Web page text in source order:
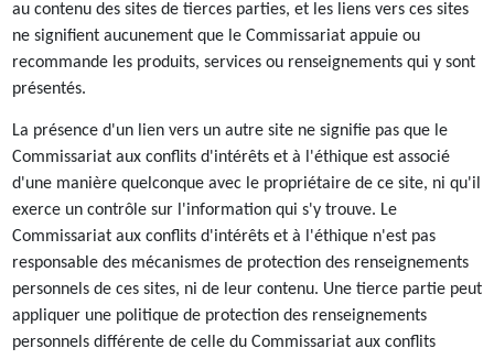
au contenu des sites de tierces parties, et les liens vers ces sites
ne signifient aucunement que le Commissariat appuie ou
recommande les produits, services ou renseignements qui y sont
présentés.
La présence d'un lien vers un autre site ne signifie pas que le
Commissariat aux conflits d'intérêts et à l'éthique est associé
d'une manière quelconque avec le propriétaire de ce site, ni qu'il
exerce un contrôle sur l'information qui s'y trouve. Le
Commissariat aux conflits d'intérêts et à l'éthique n'est pas
responsable des mécanismes de protection des renseignements
personnels de ces sites, ni de leur contenu. Une tierce partie peut
appliquer une politique de protection des renseignements
personnels différente de celle du Commissariat aux conflits